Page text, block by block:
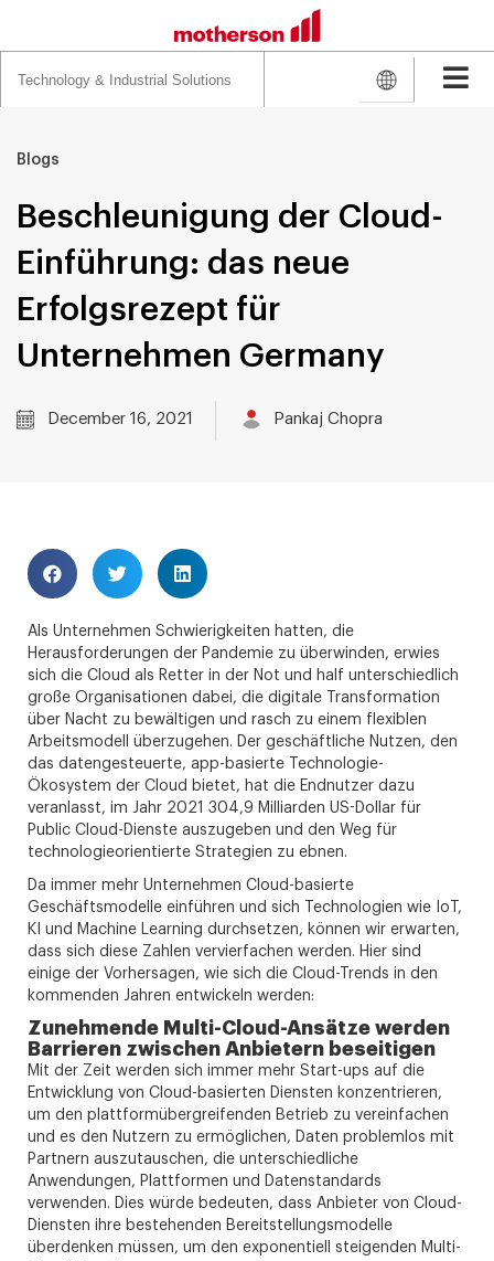
for:
Blogs
Beschleunigung der Cloud-
Einführung: das neue
Erfolgsrezept für
Unternehmen Germany
December 16, 2021 Pankaj Chopra
Als Unternehmen Schwierigkeiten hatten, die
Herausforderungen der Pandemie zu überwinden, erwies
sich die Cloud als Retter in der Not und half unterschiedlich
große Organisationen dabei, die digitale Transformation
über Nacht zu bewältigen und rasch zu einem flexiblen
Arbeitsmodell überzugehen. Der geschäftliche Nutzen, den
das datengesteuerte, app-basierte Technologie-
Ökosystem der Cloud bietet, hat die Endnutzer dazu
veranlasst, im Jahr 2021 304,9 Milliarden US-Dollar für
Public Cloud-Dienste auszugeben und den Weg für
technologieorientierte Strategien zu ebnen.
Da immer mehr Unternehmen Cloud-basierte
Geschäftsmodelle einführen und sich Technologien wie IoT,
KI und Machine Learning durchsetzen, können wir erwarten,
dass sich diese Zahlen vervierfachen werden. Hier sind
einige der Vorhersagen, wie sich die Cloud-Trends in den
kommenden Jahren entwickeln werden:
Zunehmende Multi-Cloud-Ansätze werden
Barrieren zwischen Anbietern beseitigen
Mit der Zeit werden sich immer mehr Start-ups auf die
Entwicklung von Cloud-basierten Diensten konzentrieren,
um den plattformübergreifenden Betrieb zu vereinfachen
und es den Nutzern zu ermöglichen, Daten problemlos mit
Partnern auszutauschen, die unterschiedliche
Anwendungen, Plattformen und Datenstandards
verwenden. Dies würde bedeuten, dass Anbieter von Cloud-
Diensten ihre bestehenden Bereitstellungsmodelle
überdenken müssen, um den exponentiell steigenden Multi-